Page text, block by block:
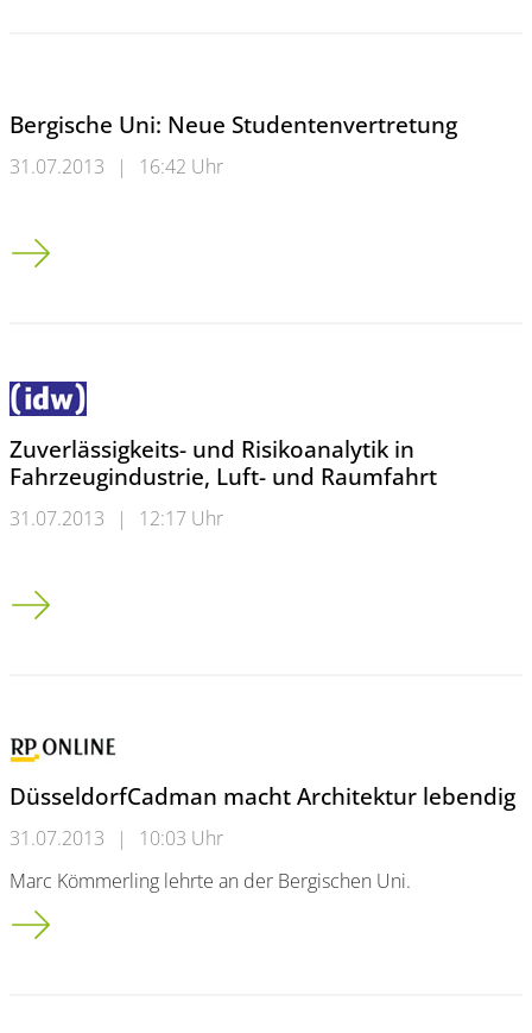
Bergische Uni: Neue Studentenvertretung
31.07.2013 | 16:42 Uhr
Bergische Uni: Neue Studentenvertretung
Zuverlässigkeits- und Risikoanalytik in
Fahrzeugindustrie, Luft- und Raumfahrt
31.07.2013 | 12:17 Uhr
Zuverlässigkeits- und Risikoanalytik in Fahrzeugindustrie,
DüsseldorfCadman macht Architektur lebendig
31.07.2013 |
10:03 Uhr
Marc Kömmerling lehrte an der Bergischen Uni.
Düsseldorf<br />Cadman macht Architektur lebendig